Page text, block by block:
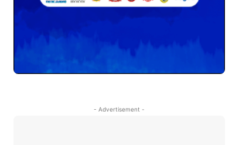
- Advertisement -